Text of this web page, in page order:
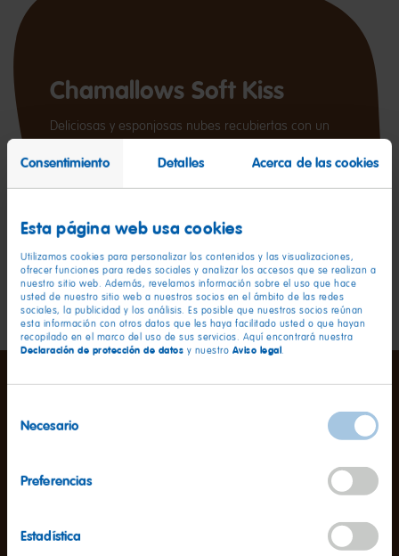
Consentimiento Detalles Acerca de las cookies
Esta página web usa cookies
Utilizamos cookies para personalizar los contenidos y las visualizaciones,
ofrecer funciones para redes sociales y analizar los accesos que se realizan a
nuestro sitio web. Además, revelamos información sobre el uso que hace
usted de nuestro sitio web a nuestros socios en el ámbito de las redes
sociales, la publicidad y los análisis. Es posible que nuestros socios reúnan
esta información con otros datos que les haya facilitado usted o que hayan
recopilado en el marco del uso de sus servicios. Aquí encontrará nuestra
Declaración de protección de datos y nuestro Aviso legal.
deNecesario
Preferencias
Estadística
Chamallows Soft Kiss
Deliciosas y esponjosas nubes recubiertas con un
chocolate. Además, no contienen gluten.
Información nutricional por 100 g